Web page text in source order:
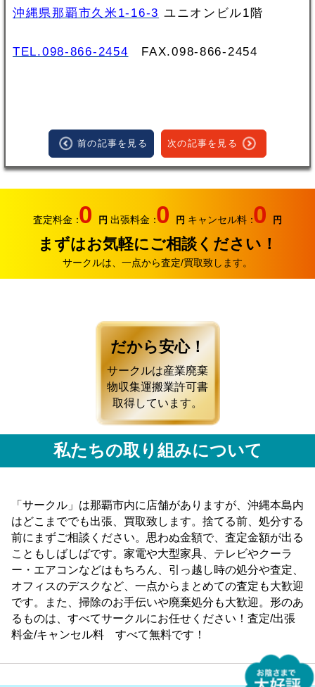
沖縄県那覇市久米1-16-3 ユニオンビル1階
TEL.098-866-2454 FAX.098‐866‐2454
前の記事を見る 次の記事を見る
査定料金：0 円 出張料金：0 円 キャンセル料：0 円
まずはお気軽にご相談ください！
サークルは、一点から査定/買取致します。
だから安心！
サークルは産業廃棄
物収集運搬業許可書
取得しています。
私たちの取り組みについて
「サークル」は那覇市内に店舗がありますが、沖縄本島内
はどこまででも出張、買取致します。捨てる前、処分する
前にまずご相談ください。思わぬ金額で、査定金額が出る
こともしばしばです。家電や大型家具、テレビやクーラ
ー・エアコンなどはもちろん、引っ越し時の処分や査定、
オフィスのデスクなど、一点からまとめての査定も大歓迎
です。また、掃除のお手伝いや廃棄処分も大歓迎。形のあ
るものは、すべてサークルにお任せください！査定/出張
料金/キャンセル料 すべて無料です！